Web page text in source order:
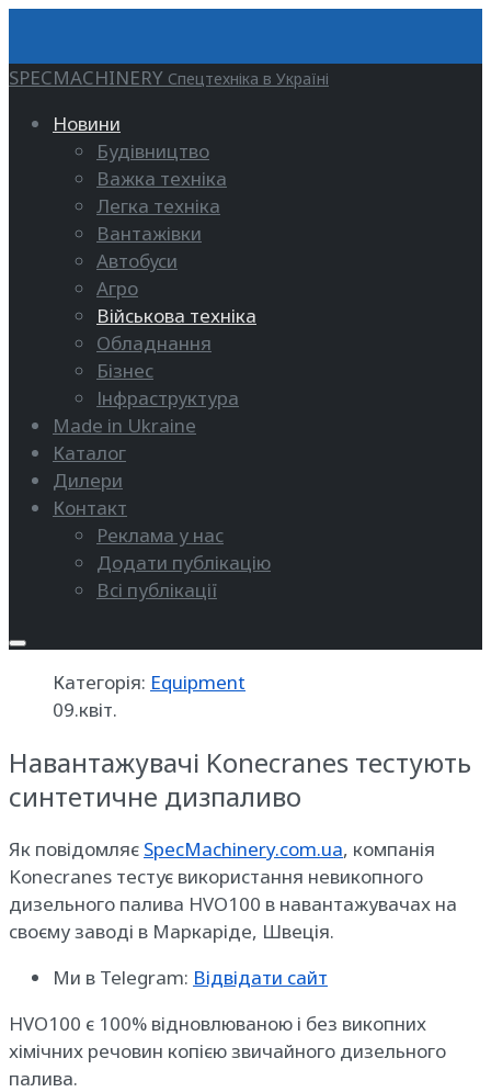
SPECMACHINERY Спецтехніка в Україні
Новини
Будівництво
Важка техніка
Легка техніка
Вантажівки
Автобуси
Агро
Військова техніка
Обладнання
Бізнес
Інфраструктура
Made in Ukraine
Каталог
Дилери
Контакт
Реклама у нас
Додати публікацію
Всі публікації
Категорія: Equipment
09.квіт.
Навантажувачі Konecranes тестують
синтетичне дизпаливо
Як повідомляє SpecMachinery.com.ua, компанія
Konecranes тестує використання невикопного
дизельного палива HVO100 в навантажувачах на
своєму заводі в Маркаріде, Швеція.
Ми в Telegram: Відвідати сайт
HVO100 є 100% відновлюваною і без викопних
хімічних речовин копією звичайного дизельного
палива.